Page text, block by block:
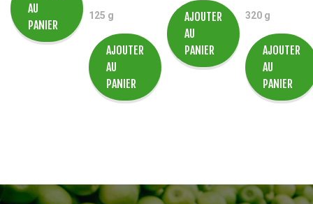
AU
PANIER
125 g
AJOUTER
AU
PANIER
AJOUTER
AU
PANIER
320 g
AJOUTER
AU
PANIER